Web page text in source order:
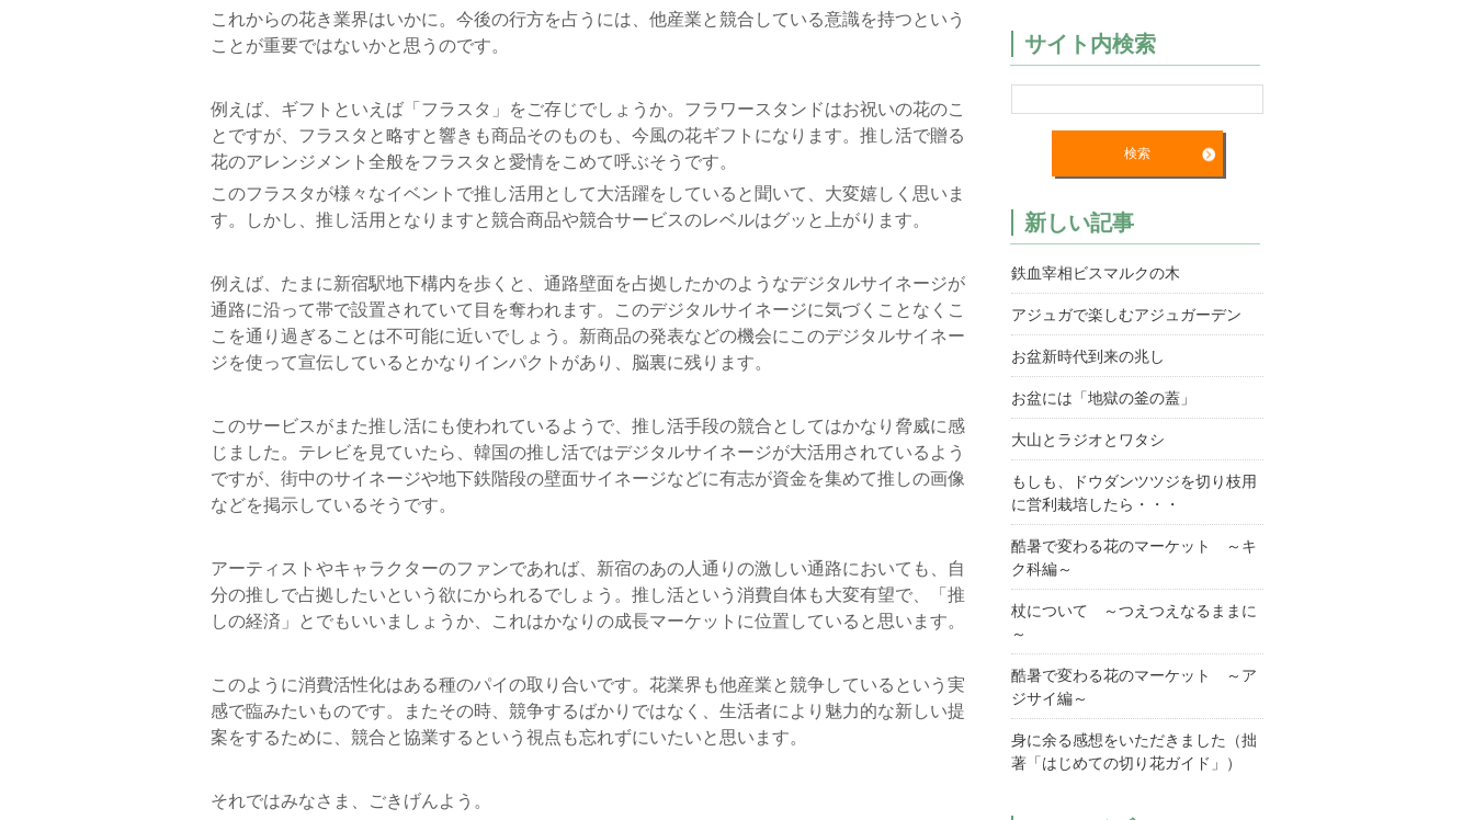
これからの花き業界はいかに。今後の行方を占うには、他産業と競合している意識を持つという
ことが重要ではないかと思うのです。
例えば、ギフトといえば「フラスタ」をご存じでしょうか。フラワースタンドはお祝いの花のこ
とですが、フラスタと略すと響きも商品そのものも、今風の花ギフトになります。推し活で贈る
花のアレンジメント全般をフラスタと愛情をこめて呼ぶそうです。
このフラスタが様々なイベントで推し活用として大活躍をしていると聞いて、大変嬉しく思いま
す。しかし、推し活用となりますと競合商品や競合サービスのレベルはグッと上がります。
例えば、たまに新宿駅地下構内を歩くと、通路壁面を占拠したかのようなデジタルサイネージが
通路に沿って帯で設置されていて目を奪われます。このデジタルサイネージに気づくことなくこ
こを通り過ぎることは不可能に近いでしょう。新商品の発表などの機会にこのデジタルサイネー
ジを使って宣伝しているとかなりインパクトがあり、脳裏に残ります。
このサービスがまた推し活にも使われているようで、推し活手段の競合としてはかなり脅威に感
じました。テレビを見ていたら、韓国の推し活ではデジタルサイネージが大活用されているよう
ですが、街中のサイネージや地下鉄階段の壁面サイネージなどに有志が資金を集めて推しの画像
などを掲示しているそうです。
アーティストやキャラクターのファンであれば、新宿のあの人通りの激しい通路においても、自
分の推しで占拠したいという欲にかられるでしょう。推し活という消費自体も大変有望で、「推
しの経済」とでもいいましょうか、これはかなりの成長マーケットに位置していると思います。
このように消費活性化はある種のパイの取り合いです。花業界も他産業と競争しているという実
感で臨みたいものです。またその時、競争するばかりではなく、生活者により魅力的な新しい提
案をするために、競合と協業するという視点も忘れずにいたいと思います。
それではみなさま、ごきげんよう。
サイト内検索
新しい記事
鉄血宰相ビスマルクの木
アジュガで楽しむアジュガーデン
お盆新時代到来の兆し
お盆には「地獄の釜の蓋」
大山とラジオとワタシ
もしも、ドウダンツツジを切り枝用
に営利栽培したら・・・
酷暑で変わる花のマーケット ～キ
ク科編～
杖について ～つえつえなるままに
～
酷暑で変わる花のマーケット ～ア
ジサイ編～
身に余る感想をいただきました（拙
著「はじめての切り花ガイド」）